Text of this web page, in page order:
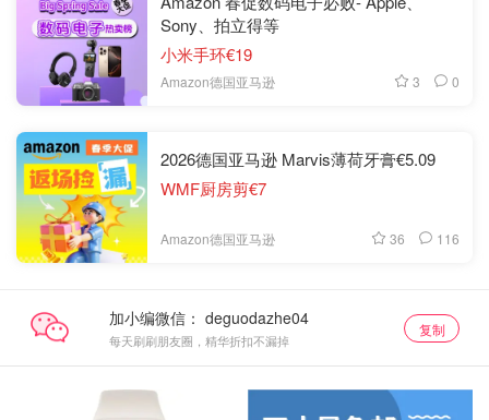
Sony、拍立得等
小米手环€19
Amazon德国亚马逊 3 0
2026德国亚马逊 Marvis薄荷牙膏€5.09
WMF厨房剪€7
Amazon德国亚马逊 36 116
加小编微信：
每天刷刷朋友圈，精华折扣不漏掉
复制